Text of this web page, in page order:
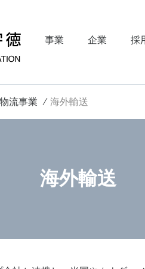
事業 企業 採
物流事業 海外輸送
海外輸送